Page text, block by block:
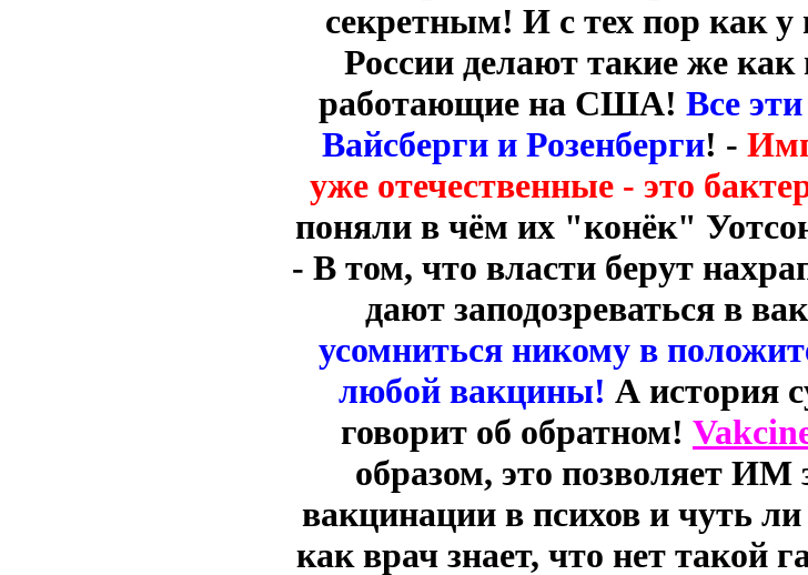
секретным! И с тех пор как
России делают такие же
работающие на США! Все
Вайсберги и Розенберги! -
уже отечественные - это
поняли в чём их "конёк"
- В том, что власти берут
дают заподозреваться в
усомниться никому в
любой вакцины! А история
говорит об обратном!
образом, это позволяет ИМ
вакцинации в психов и чуть
как врач знает, что нет такой